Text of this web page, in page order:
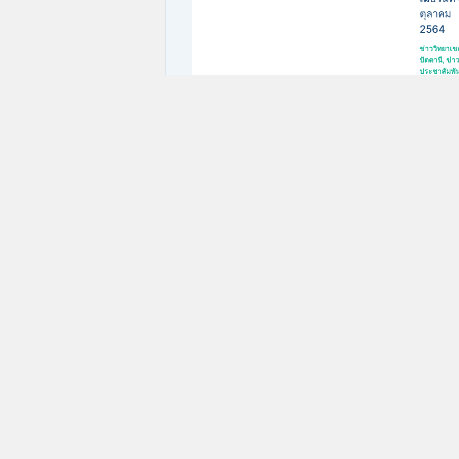
ตุลาคม
2564
ข่าววิทยาเ
ปัตตานี,ข่า
ประชาสัมพั